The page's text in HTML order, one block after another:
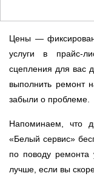
Цены —
услуги в прайс-
сцепления для вас
выполнить ремонт
забыли о проблеме.
Напоминаем, что
«Белый сервис»
по поводу ремонта
лучше, если вы